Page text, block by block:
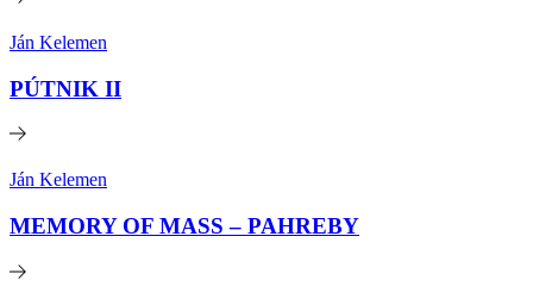
Ján Kelemen
PÚTNIK II
Ján Kelemen
MEMORY OF MASS – PAHREBY